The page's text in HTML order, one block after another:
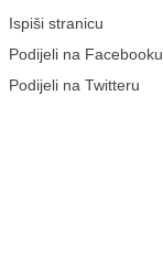
Ispiši stranicu
Podijeli na Facebooku
Podijeli na Twitteru